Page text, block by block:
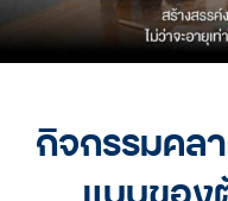
กิจกรรมคล